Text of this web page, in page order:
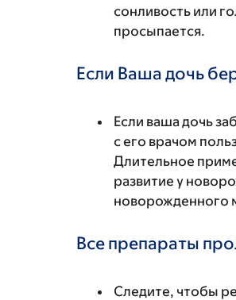
сонливость или
просыпается.
Если Ваша дочь
Если ваша дочь
с его врачом
Длительное
развитие у
новорожденного
Все препараты
Следите, чтобы